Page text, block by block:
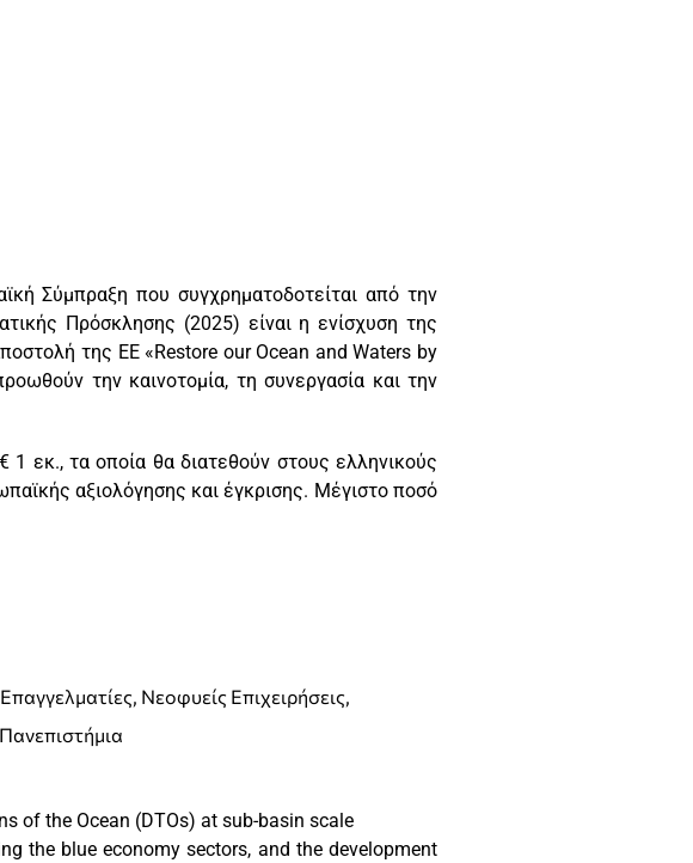
Σύμπραξη που συγχρηματοδοτείται από την
Πρόσκλησης (2025) είναι η ενίσχυση της
της ΕΕ «Restore our Ocean and Waters by
την καινοτομία, τη συνεργασία και την
εκ., τα οποία θα διατεθούν στους ελληνικούς
αξιολόγησης και έγκρισης. Μέγιστο ποσό
Νεοφυείς Επιχειρήσεις,
of the Ocean (DTOs) at sub-basin scale
the blue economy sectors, and the development